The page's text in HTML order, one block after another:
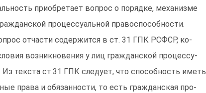
приобретает вопрос о порядке, механизме
процессуальной правоспособности.
отчасти содержится в ст. 31 ГПК РСФСР, ко-
возникновения у лиц гражданской процессу-
текста ст.31 ГПК следует, что способность иметь
права и обязанности, то есть гражданская про-